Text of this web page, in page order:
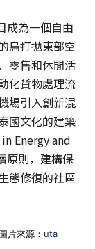
成為一個自由
烏打拋東部空
零售和休閒活
化貨物處理流
場引入創新混
國文化的建築
Energy and
原則，建構保
態修復的社區
片來源： uta